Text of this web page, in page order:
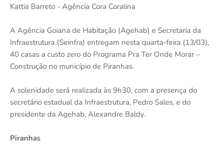
Kattia Barreto - Agência Cora Coralina
A Agência Goiana de Habitação (Agehab) e Secretaria da
Infraestrutura (Seinfra) entregam nesta quarta-feira (13/03),
40 casas a custo zero do Programa Pra Ter Onde Morar –
Construção no município de Piranhas.
A solenidade será realizada às 9h30, com a presença do
secretário estadual da Infraestrutura, Pedro Sales, e do
presidente da Agehab, Alexandre Baldy.
Piranhas